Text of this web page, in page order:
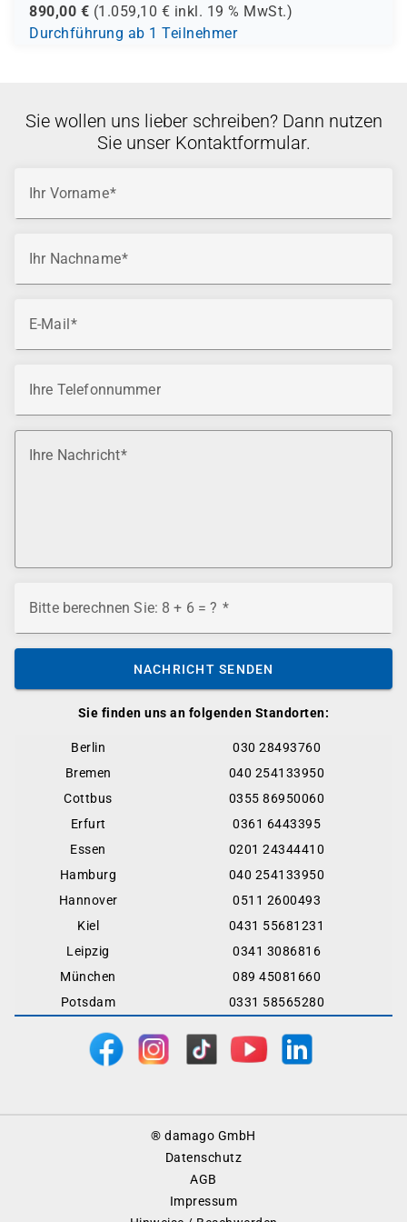
890,00 € (1.059,10 € inkl. 19 % MwSt.)
Durchführung ab 1 Teilnehmer
Sie finden uns an folgenden Standorten:
Berlin
030 28493760
Bremen
040 254133950
Cottbus
0355 86950060
Erfurt
0361 6443395
Essen
0201 24344410
Hamburg
040 254133950
Hannover
0511 2600493
Kiel
0431 55681231
Leipzig
0341 3086816
München
089 45081660
Potsdam
0331 58565280
Sie wollen uns lieber schreiben? Dann nutzen
Sie unser Kontaktformular.
Ihr Vorname
Ihr Nachname
E-Mail
Ihre Telefonnummer
Ihre Nachricht
Bitte berechnen Sie: 8 + 6 = ?
NACHRICHT SENDEN
® damago GmbH
Datenschutz
AGB
Impressum